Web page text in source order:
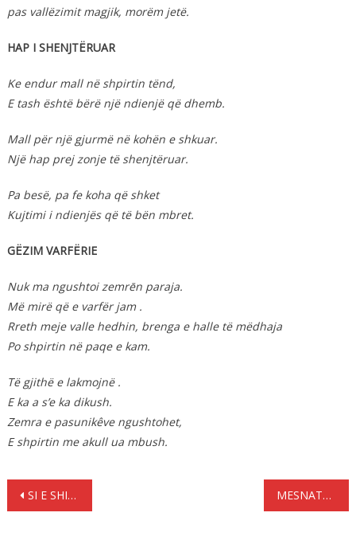
pas vallëzimit magjik, morëm jetë.
HAP I SHENJTËRUAR
Ke endur mall në shpirtin tënd,
E tash është bërë një ndienjë që dhemb.
Mall për një gjurmë në kohën e shkuar.
Një hap prej zonje të shenjtëruar.
Pa besë, pa fe koha që shket
Kujtimi i ndienjës që të bën mbret.
GËZIM VARFËRIE
Nuk ma ngushtoi zemrēn paraja.
Më mirë që e varfër jam .
Rreth meje valle hedhin, brenga e halle të mëdhaja
Po shpirtin në paqe e kam.
Të gjithë e lakmojnë .
E ka a s’e ka dikush.
Zemra e pasunikêve ngushtohet,
E shpirtin me akull ua mbush.
Lëvizje
SI E SHIKON DIASPORA SHQIPTARE VIZITËN E KRYEMINISTRIT NË GREQI MESNATA